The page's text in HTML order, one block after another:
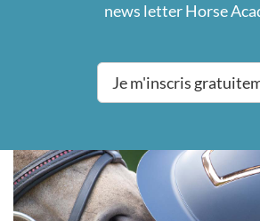
news letter Horse
Je m'inscris